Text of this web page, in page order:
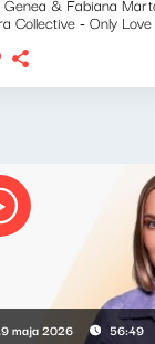
Collective - Only
Mann, Zuzanna
maja 2026 56:49